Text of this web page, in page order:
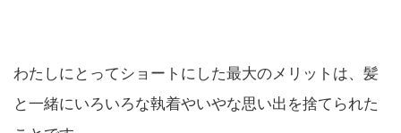
わたしにとってショートにした最大のメリットは、髪
と一緒にいろいろな執着やいやな思い出を捨てられた